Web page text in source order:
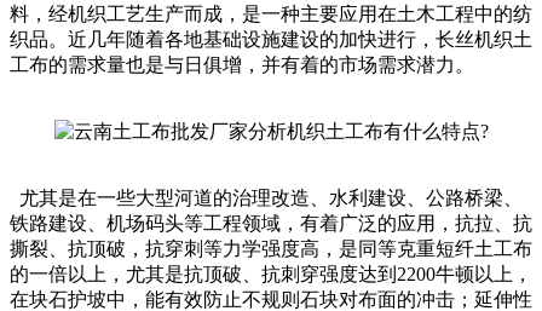
料，经机织工艺生产而成，是一种主要应用在土木工程中的纺
织品。近几年随着各地基础设施建设的加快进行，长丝机织土
工布的需求量也是与日俱增，并有着的市场需求潜力。
尤其是在一些大型河道的治理改造、水利建设、公路桥梁、
铁路建设、机场码头等工程领域，有着广泛的应用，抗拉、抗
撕裂、抗顶破，抗穿刺等力学强度高，是同等克重短纤土工布
的一倍以上，尤其是抗顶破、抗刺穿强度达到2200牛顿以上，
在块石护坡中，能有效防止不规则石块对布面的冲击；延伸性